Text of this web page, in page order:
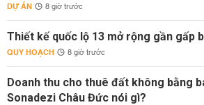
DỰ ÁN 8 giờ trước
Thiết kế quốc lộ 13 mở rộng gần gấp
QUY HOẠCH 8 giờ trước
Doanh thu cho thuê đất không bằng
Sonadezi Châu Đức nói gì?